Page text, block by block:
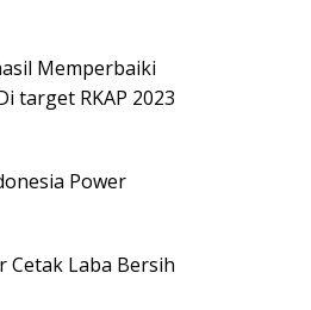
Memperbaiki
target RKAP 2023
Power
Cetak Laba Bersih